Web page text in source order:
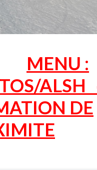
MENU :
ALSH
DE